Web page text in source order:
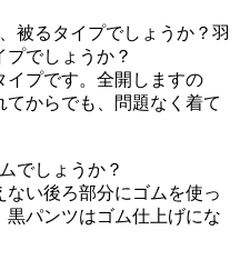
被るタイプでしょうか？羽
でしょうか？
イプです。全開しますの
からでも、問題なく着て
でしょうか？
い後ろ部分にゴムを使っ
パンツはゴム仕上げにな